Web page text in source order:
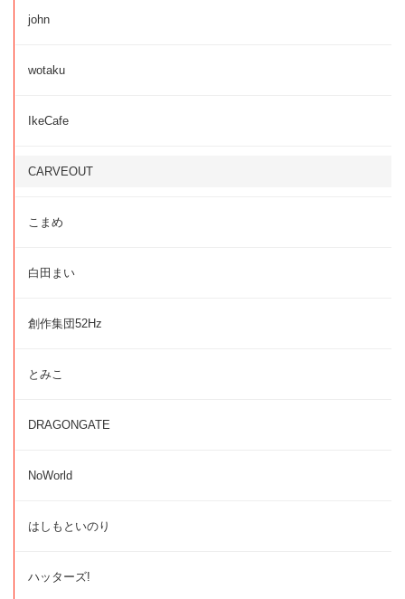
john
wotaku
IkeCafe
CARVEOUT
こまめ
白田まい
創作集団52Hz
とみこ
DRAGONGATE
NoWorld
はしもといのり
ハッターズ!